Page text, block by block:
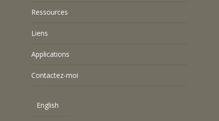
Ressources
Liens
Applications
Contactez-moi
English